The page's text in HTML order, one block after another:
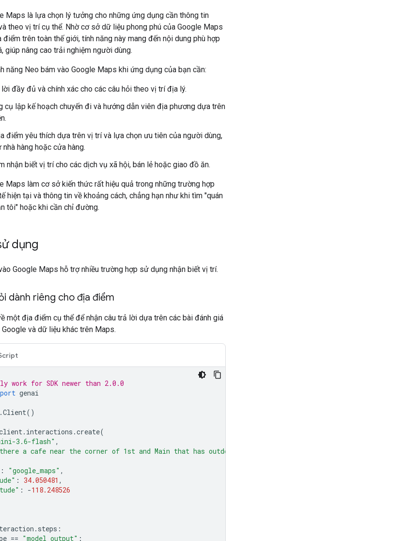
Maps là lựa chọn lý tưởng cho những ứng dụng cần thông tin
theo vị trí cụ thể. Nhờ cơ sở dữ liệu phong phú của Google Maps
trên toàn thế giới, tính năng này mang đến nội dung phù hợp
giúp nâng cao trải nghiệm người dùng.
năng Neo bám vào Google Maps khi ứng dụng của bạn cần:
đầy đủ và chính xác cho các câu hỏi theo vị trí địa lý.
cụ lập kế hoạch chuyến đi và hướng dẫn viên địa phương dựa trên
điểm yêu thích dựa trên vị trí và lựa chọn ưu tiên của người dùng,
nhà hàng hoặc cửa hàng.
nhận biết vị trí cho các dịch vụ xã hội, bán lẻ hoặc giao đồ ăn.
Maps làm cơ sở kiến thức rất hiệu quả trong những trường hợp
hiện tại và thông tin về khoảng cách, chẳng hạn như khi tìm "quán
tôi" hoặc khi cần chỉ đường.
dụng
Google Maps hỗ trợ nhiều trường hợp sử dụng nhận biết vị trí.
dành riêng cho địa điểm
một địa điểm cụ thể để nhận câu trả lời dựa trên các bài đánh giá
và dữ liệu khác trên Maps.
work for SDK newer than 2.0.0
genai
.Client()
. interactions .create(
3.6-flash" ,
a cafe near the corner of 1st and Main that has outdoor seating?"
: "google_maps" ,
: 34.050481 ,
: -118.248526
. steps :
== "model_output" :